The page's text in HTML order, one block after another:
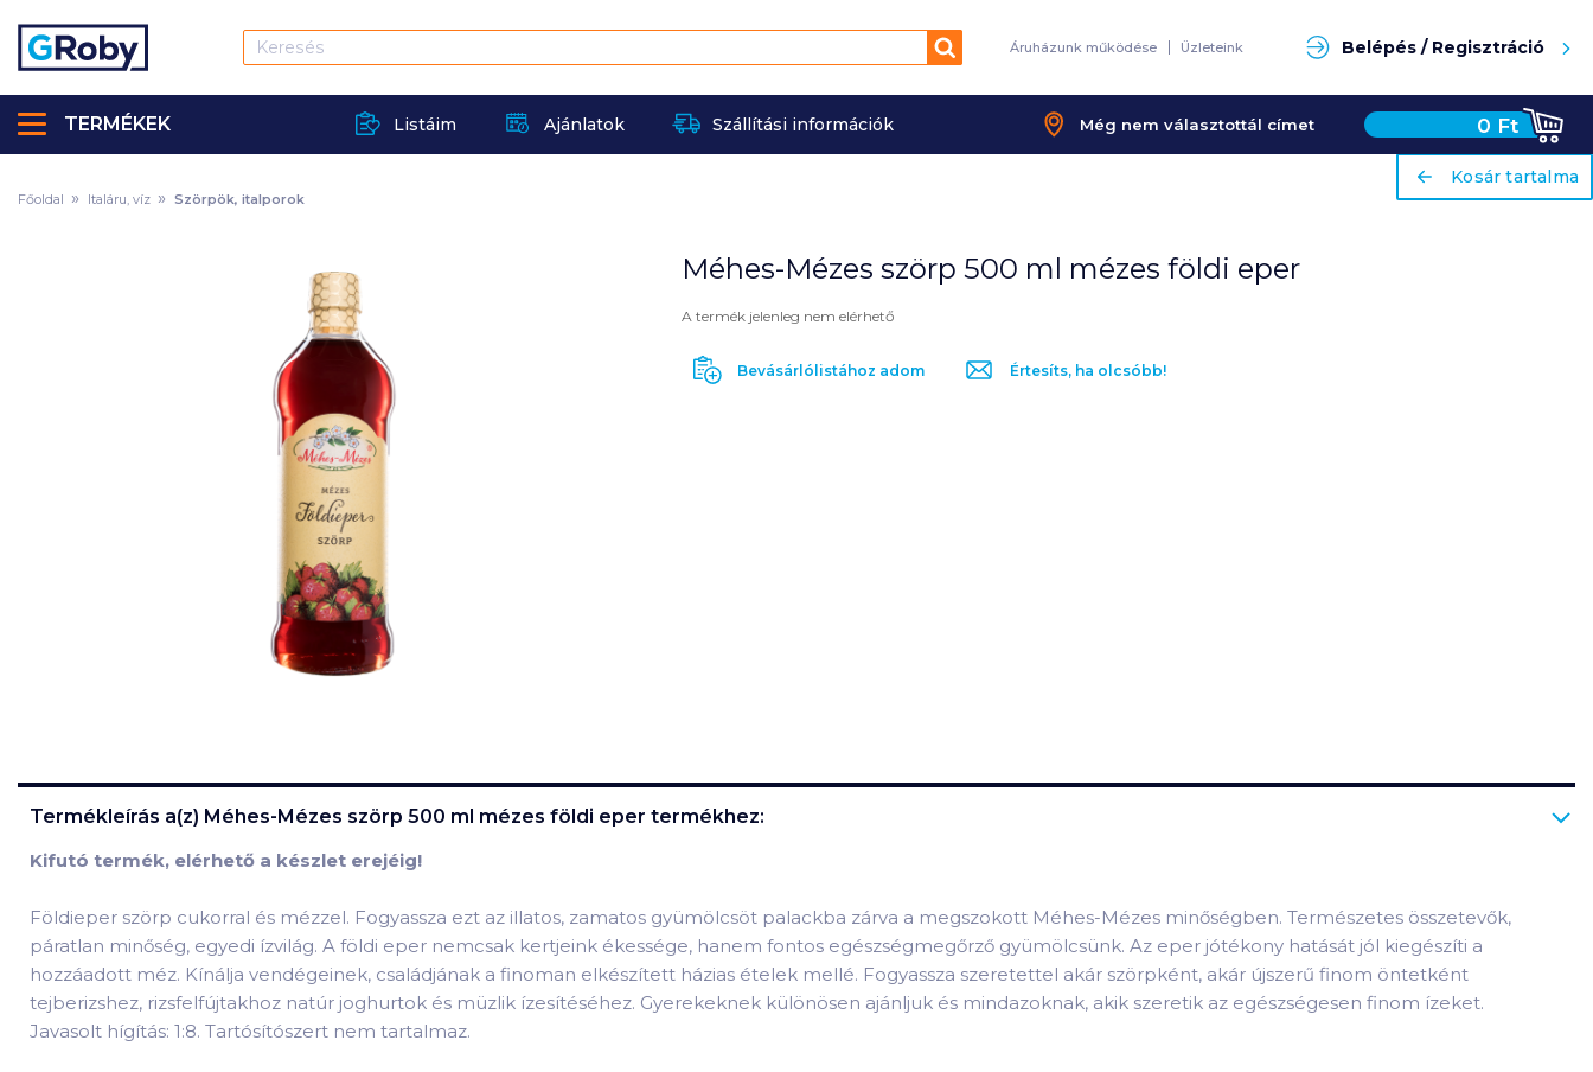
Keresés Áruházunk működése Üzleteink Belépés / Regisztráció
Listáim Ajánlatok Szállítási információk Még nem választottál címet 0 Ft
TERMÉKEK
ariaLabel
Kosár tartalma
Főoldal Italáru, víz Szörpök, italporok
Méhes-Mézes szörp 500 ml mézes földi eper
A termék jelenleg nem elérhető
Bevásárlólistához adom Értesíts, ha olcsóbb!
Termékleírás a(z) Méhes-Mézes szörp 500 ml mézes földi eper termékhez:
Kifutó termék, elérhető a készlet erejéig!
Földieper szörp cukorral és mézzel. Fogyassza ezt az illatos, zamatos gyümölcsöt palackba zárva a megszokott Méhes-Mézes minőségben. Természetes összetevők,
páratlan minőség, egyedi ízvilág. A földi eper nemcsak kertjeink ékessége, hanem fontos egészségmegőrző gyümölcsünk. Az eper jótékony hatását jól kiegészíti a
hozzáadott méz. Kínálja vendégeinek, családjának a finoman elkészített házias ételek mellé. Fogyassza szeretettel akár szörpként, akár újszerű finom öntetként
tejberizshez, rizsfelfújtakhoz natúr joghurtok és müzlik ízesítéséhez. Gyerekeknek különösen ajánljuk és mindazoknak, akik szeretik az egészségesen finom ízeket.
Javasolt hígítás: 1:8. Tartósítószert nem tartalmaz.